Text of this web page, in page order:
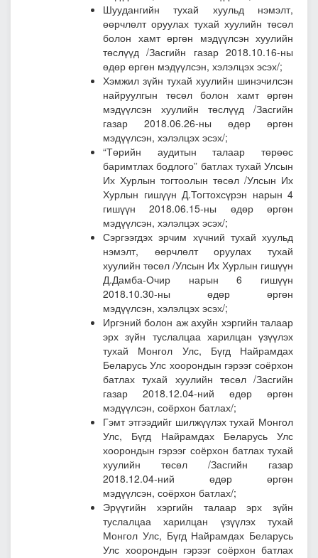
Шуудангийн тухай хуульд нэмэлт,
өөрчлөлт оруулах тухай хуулийн төсөл
болон хамт өргөн мэдүүлсэн хуулийн
төслүүд/Засгийн газар 2018.10.16-ны
өдөр өргөн мэдүүлсэн, хэлэлцэх эсэх/;
Хэмжил зүйн тухай хуулийн шинэчилсэн
найруулгын төсөл болон хамт өргөн
мэдүүлсэн хуулийн төслүүд /Засгийн
газар 2018.06.26-ны өдөр өргөн
мэдүүлсэн, хэлэлцэх эсэх/;
“Төрийн аудитын талаар төрөөс
баримтлах бодлого” батлах тухай Улсын
Их Хурлын тогтоолын төсөл /Улсын Их
Хурлын гишүүн Д.Тогтохсүрэн нарын 4
гишүүн 2018.06.15-ны өдөр өргөн
мэдүүлсэн, хэлэлцэх эсэх/;
Сэргээгдэх эрчим хүчний тухай хуульд
нэмэлт, өөрчлөлт оруулах тухай
хуулийн төсөл /Улсын Их Хурлын гишүүн
Д.Дамба-Очир нарын 6 гишүүн
2018.10.30-ны өдөр өргөн
мэдүүлсэн, хэлэлцэх эсэх/;
Иргэний болон аж ахуйн хэргийн талаар
эрх зүйн туслалцаа харилцан үзүүлэх
тухай Монгол Улс, Бүгд Найрамдах
Беларусь Улс хоорондын гэрээг соёрхон
батлах тухай хуулийн төсөл /Засгийн
газар 2018.12.04-ний өдөр өргөн
мэдүүлсэн, соёрхон батлах/;
Гэмт этгээдийг шилжүүлэх тухай Монгол
Улс, Бүгд Найрамдах Беларусь Улс
хоорондын гэрээг соёрхон батлах тухай
хуулийн төсөл /Засгийн газар
2018.12.04-ний өдөр өргөн
мэдүүлсэн, соёрхон батлах/;
Эрүүгийн хэргийн талаар эрх зүйн
туслалцаа харилцан үзүүлэх тухай
Монгол Улс, Бүгд Найрамдах Беларусь
Улс хоорондын гэрээг соёрхон батлах